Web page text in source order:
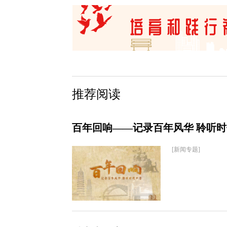
推荐阅读
百年回响——记录百年风华 聆听
[新闻专题]